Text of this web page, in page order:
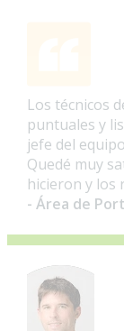
Los técnicos
puntuales y
jefe del
Quedé muy
hicieron y los
- Área de